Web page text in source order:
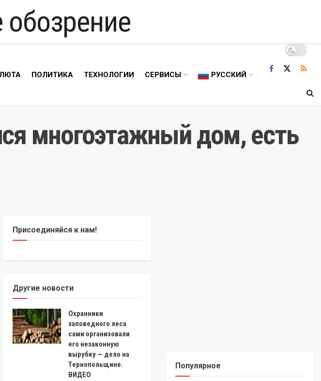
ПОЛИТИКА ТЕХНОЛОГИИ СЕРВИСЫ РУССКИЙ
многоэтажный дом, есть
Присоединяйся к нам!
Другие новости
Охранники
заповедного леса
сами организовали
его незаконную
вырубку — дело на
Тернопольщине.
ВИДЕО
Популярное